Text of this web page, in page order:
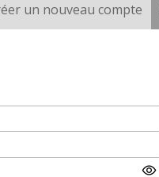
un nouveau compte